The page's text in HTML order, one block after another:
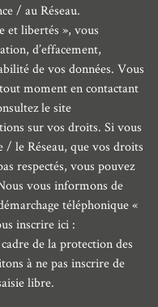
/ au Réseau.
et libertés », vous
d’effacement,
de vos données. Vous
moment en contactant
le site
sur vos droits. Si vous
/ le Réseau, que vos droits
respectés, vous pouvez
vous informons de
téléphonique «
inscrire ici :
de la protection des
à ne pas inscrire de
libre.